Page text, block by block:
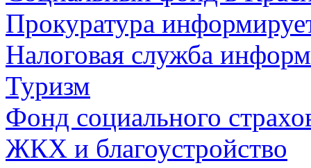
Прокуратура
Налоговая служба
Туризм
Фонд социального
ЖКХ и благоустройство